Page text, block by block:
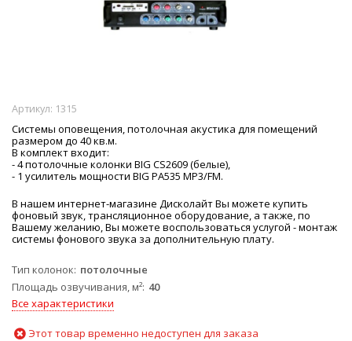
Артикул: 1315
Системы оповещения, потолочная акустика для помещений
размером до 40 кв.м.
В комплект входит:
- 4 потолочные колонки BIG​ CS2609 (белые),
- 1 усилитель мощности BIG​ PA535 MP3/FM.
В нашем интернет-магазине Дисколайт Вы можете купить
фоновый звук, трансляционное оборудование, а также, по
Вашему желанию, Вы можете воспользоваться услугой - монтаж
системы фонового звука за дополнительную плату.
Тип колонок потолочные
Площадь озвучивания, м² 40
Все характеристики
Этот товар временно недоступен для заказа